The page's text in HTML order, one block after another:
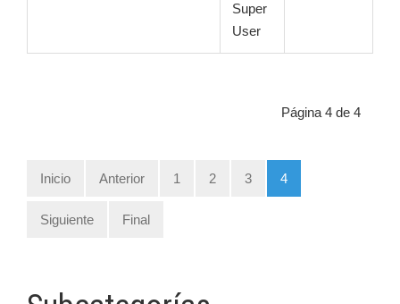
Super
User
Página 4 de 4
Inicio Anterior 1 2 3 4
Siguiente Final